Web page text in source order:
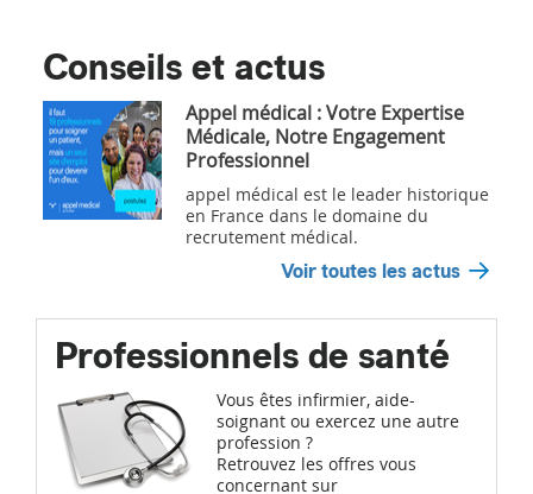
Conseils et actus
Appel médical : Votre Expertise
Médicale, Notre Engagement
Professionnel
appel médical est le leader historique
en France dans le domaine du
recrutement médical.
Voir toutes les actus
Professionnels de santé
Vous êtes infirmier, aide-
soignant ou exercez une autre
profession ?
Retrouvez les offres vous
concernant sur